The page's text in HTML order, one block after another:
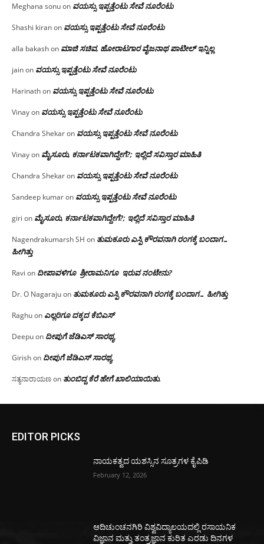
Meghana sonuon ವಯಸ್ಸು ಇಪ್ಪತ್ತೆಂಟು ಸೇವೆ ನೂರೆಂಟು
Shashi kiranon ವಯಸ್ಸು ಇಪ್ಪತ್ತೆಂಟು ಸೇವೆ ನೂರೆಂಟು
alla bakashon ಮಾಜಿ ಸಚಿವ, ಹೋರಾಟಗಾರ ವೈಜನಾಥ ಪಾಟೀಲ್ ಇನ್ನಿಲ್ಲ
jainon ವಯಸ್ಸು ಇಪ್ಪತ್ತೆಂಟು ಸೇವೆ ನೂರೆಂಟು
Harinathon ವಯಸ್ಸು ಇಪ್ಪತ್ತೆಂಟು ಸೇವೆ ನೂರೆಂಟು
Vinayon ವಯಸ್ಸು ಇಪ್ಪತ್ತೆಂಟು ಸೇವೆ ನೂರೆಂಟು
Chandra Shekaron ವಯಸ್ಸು ಇಪ್ಪತ್ತೆಂಟು ಸೇವೆ ನೂರೆಂಟು
Vinayon ಮೈಸೂರು, ಕರ್ನಾಟಕವಾಗಿದ್ದೇಗೆ?; ಇಲ್ಲಿದೆ ಸವಿಸ್ತಾರ ಮಾಹಿತಿ
Chandra Shekaron ವಯಸ್ಸು ಇಪ್ಪತ್ತೆಂಟು ಸೇವೆ ನೂರೆಂಟು
Sandeep kumaron ವಯಸ್ಸು ಇಪ್ಪತ್ತೆಂಟು ಸೇವೆ ನೂರೆಂಟು
giri on ಮೈಸೂರು, ಕರ್ನಾಟಕವಾಗಿದ್ದೇಗೆ?; ಇಲ್ಲಿದೆ ಸವಿಸ್ತಾರ ಮಾಹಿತಿ
Nagendrakumarsh SH on ತುಮಕೂರು ಎಸ್ಪಿ ಕೌರವನಾಗಿ ರಂಗಕ್ಕೆ ಬಂದಾಗ…
ಹೀಗಿತ್ತು
Ravi on ದೀಪಾವಳಿಗೂ ಶ್ರೀರಾಮನಿಗೂ ಇರುವ ನಂಟೇನು?
Dr. O Nagarajuon ತುಮಕೂರು ಎಸ್ಪಿ ಕೌರವನಾಗಿ ರಂಗಕ್ಕೆ ಬಂದಾಗ… ಹೀಗಿತ್ತು
Raghuon ಎಲ್ಲರಿಗೂ ದಕ್ಕದ ಕೆಬಿಎಸ್
Deepuon ದೀಪುಗೆ ಜೆಡಿಎಸ್ ಸಾರಥ್ಯ
Girishon ದೀಪುಗೆ ಜೆಡಿಎಸ್ ಸಾರಥ್ಯ
ಸತ್ಯನಾರಾಯಣon ತುಂಬಿದ್ದ ಕೆರೆ ಹೇಗೆ ಖಾಲಿಯಾಯಿತು.
EDITOR PICKS
ನಾಯಕತ್ವದ ಯಶಸ್ಸಿನ ಸೂತ್ರಗಳ ಕೈಪಿಡಿ
February 12, 2026
ಆದಿಚುಂಚನಗಿರಿ ವಿಶ್ವವಿದ್ಯಾಲಯದಲ್ಲಿ ರಸಾಯನಿಕ
ವಿಜ್ಞಾನ ಮತ್ತು ತಂತ್ರಜ್ಞಾನ ಕುರಿತ ಎರಡು ದಿನಗಳ